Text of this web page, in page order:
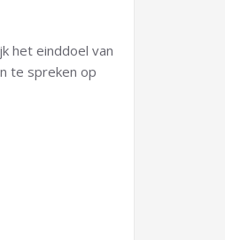
het einddoel van
te spreken op